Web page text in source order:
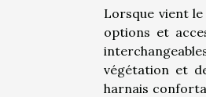
Lorsque vient
options et
végétation et
harnais